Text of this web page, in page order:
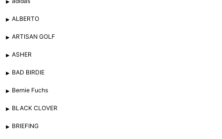
ALBERTO
ARTISAN GOLF
ASHER
BAD BIRDIE
Bernie Fuchs
BLACK CLOVER
BRIEFING